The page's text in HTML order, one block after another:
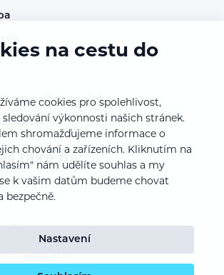
našich značek
sekce
také na:
TRADE s.r.o.
na cestu do
cookies pro spolehlivost,
sledování výkonnosti našich stránek.
shromažďujeme informace o
chování a zařízeních. Kliknutím na
nám udělíte souhlas a my
k vašim datům budeme chovat
bezpečně.
Nastavení